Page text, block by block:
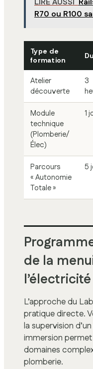
R70 ou R100
Type de
formation
Atelier
découverte
3
Module
technique
(Plomberie/
Élec)
1
Parcours
« Autonomie
Totale »
5
de la
l’électricité
L’approche du
pratique directe.
la supervision
immersion
domaines
plomberie.